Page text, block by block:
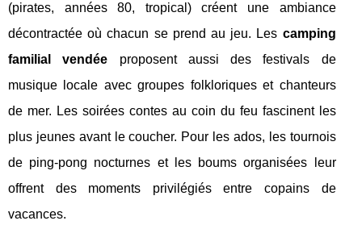
(pirates, années 80, tropical) créent une ambiance
décontractée où chacun se prend au jeu. Les camping
familial vendée proposent aussi des festivals de
musique locale avec groupes folkloriques et chanteurs
de mer. Les soirées contes au coin du feu fascinent les
plus jeunes avant le coucher. Pour les ados, les tournois
de ping-pong nocturnes et les boums organisées leur
offrent des moments privilégiés entre copains de
vacances.